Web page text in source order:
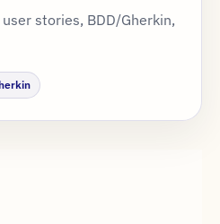
stories, BDD/Gherkin,